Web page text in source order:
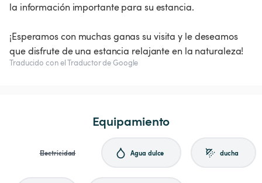
la información importante para su estancia.
¡Esperamos con muchas ganas su visita y le deseamos
que disfrute de una estancia relajante en la naturaleza!
Traducido con el Traductor de Google
Equipamiento
Electricidad Agua dulce ducha